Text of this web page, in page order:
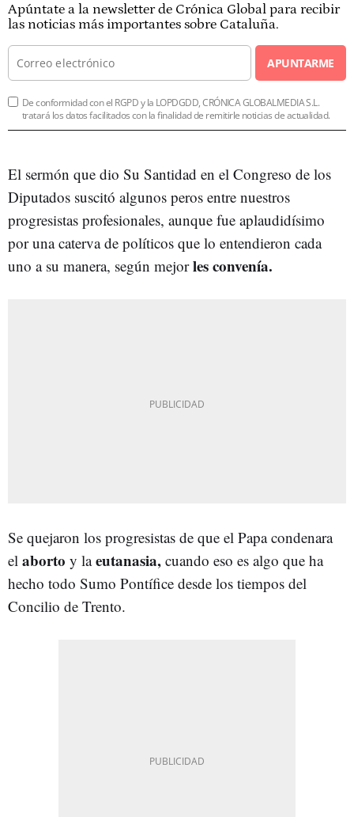
Apúntate a la newsletter de Crónica Global para recibir
las noticias más importantes sobre Cataluña.
APUNTARME
De conformidad con el RGPD y la LOPDGDD, CRÓNICA GLOBALMEDIA S.L.
tratará los datos facilitados con la finalidad de remitirle noticias de actualidad.
El sermón que dio Su Santidad en el Congreso de los
Diputados suscitó algunos peros entre nuestros
progresistas profesionales, aunque fue aplaudidísimo
por una caterva de políticos que lo entendieron cada
uno a su manera, según mejorles convenía.
Se quejaron los progresistas de que el Papa condenara
el aborto y laeutanasia, cuando eso es algo que ha
hecho todo Sumo Pontífice desde los tiempos del
Concilio de Trento.